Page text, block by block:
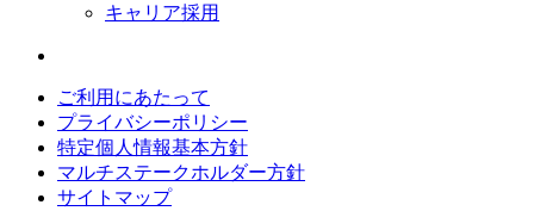
キャリア採用
ご利用にあたって
プライバシーポリシー
特定個人情報基本方針
マルチステークホルダー方針
サイトマップ